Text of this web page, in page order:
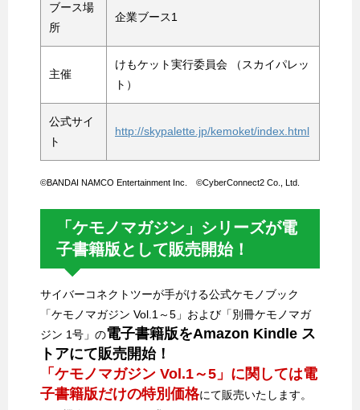
ブース場
所
企業ブース1
主催
けもケット実行委員会 （スカイパレッ
ト）
公式サイ
ト
http://skypalette.jp/kemoket/index.html
©BANDAI NAMCO Entertainment Inc. ©CyberConnect2 Co., Ltd.
「ケモノマガジン」シリーズが電
子書籍版として販売開始！
サイバーコネクトツーが手がける公式ケモノブック
「ケモノマガジン Vol.1～5」および「別冊ケモノマガ
ジン 1号」の電子書籍版をAmazon Kindle ス
トアにて販売開始！
「ケモノマガジン Vol.1～5」に関しては電
子書籍版だけの特別価格にて販売いたします。